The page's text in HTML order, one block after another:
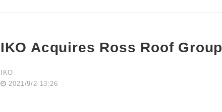
IKO Acquires Ross Roof Group
IKO
2021/9/2 13:26